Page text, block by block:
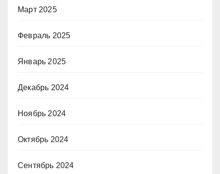
Март 2025
Февраль 2025
Январь 2025
Декабрь 2024
Ноябрь 2024
Октябрь 2024
Сентябрь 2024